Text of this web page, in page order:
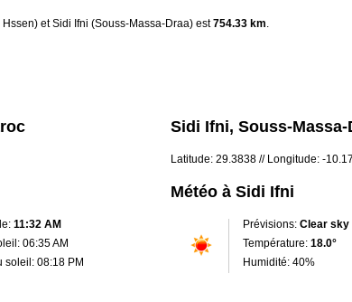
et Sidi Ifni (Souss-Massa-Draa) est754.33 km.
11:32 AM
06:35 AM
soleil: 08:18 PM
Sidi Ifni, Souss-Massa-
Latitude: 29.3838 // Longitude: -
Météo à Sidi Ifni
Prévisions: Clear sky
Température: 18.0°
Humidité: 40%